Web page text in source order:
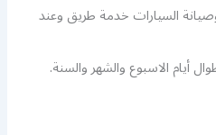
السيارات خدمة طريق وعند